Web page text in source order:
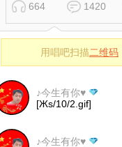
664 1420
用唱吧扫描二维码
♪今生有你♥
[Жs/10/2.gif]
♪今生有你♥